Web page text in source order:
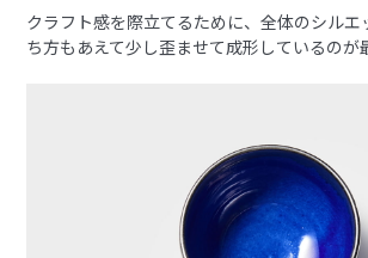
クラフト感を際立てるために、全体のシルエ
ち方もあえて少し歪ませて成形しているのが